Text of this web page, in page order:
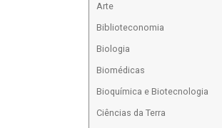
Arte
Biblioteconomia
Biologia
Biomédicas
Bioquímica e Biotecnologia
Ciências da Terra